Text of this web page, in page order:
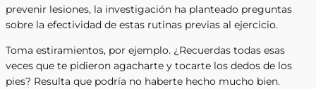
prevenir lesiones, la investigación ha planteado preguntas
sobre la efectividad de estas rutinas previas al ejercicio.
Toma estiramientos, por ejemplo. ¿Recuerdas todas esas
veces que te pidieron agacharte y tocarte los dedos de los
pies? Resulta que podría no haberte hecho mucho bien.